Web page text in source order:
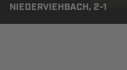
NIEDERVIEHBACH, 2-1